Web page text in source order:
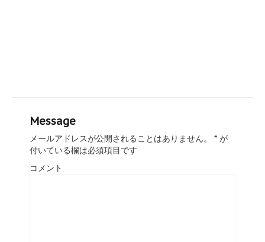
Message
メールアドレスが公開されることはありません。 * が
付いている欄は必須項目です
コメント